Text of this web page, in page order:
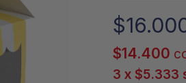
$
$14.400
3 x $5.333